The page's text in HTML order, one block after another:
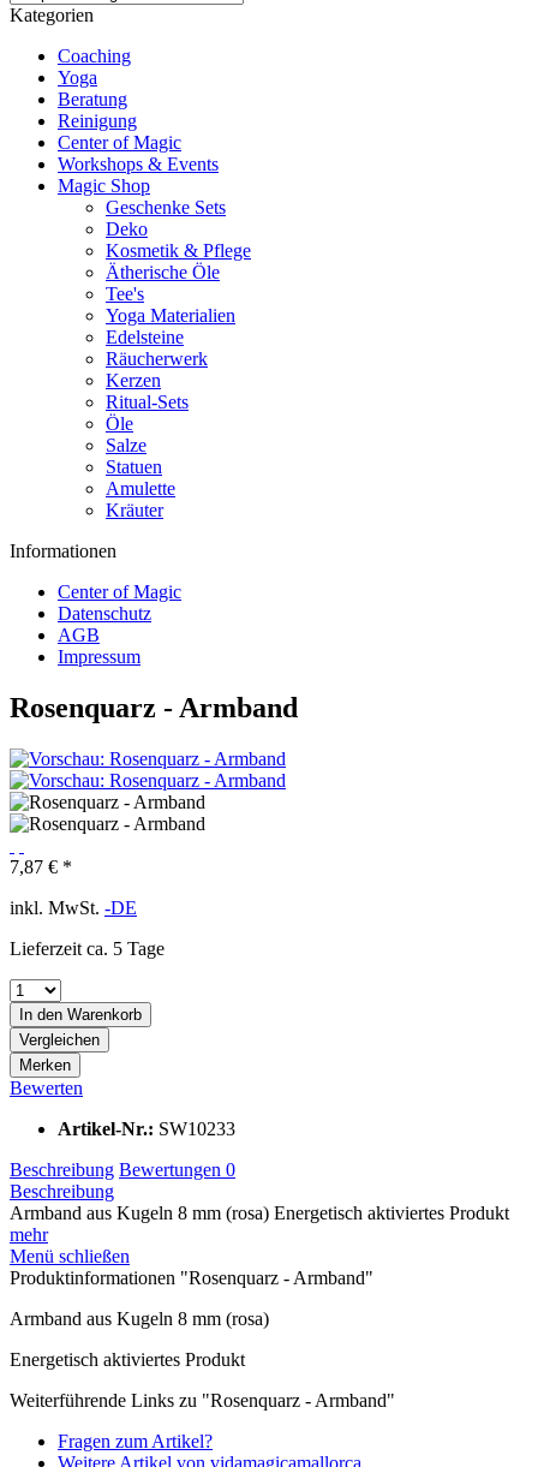
Kategorien
Coaching
Yoga
Beratung
Reinigung
Center of Magic
Workshops & Events
Magic Shop
Geschenke Sets
Deko
Kosmetik & Pflege
Ätherische Öle
Tee's
Yoga Materialien
Edelsteine
Räucherwerk
Kerzen
Ritual-Sets
Öle
Salze
Statuen
Amulette
Kräuter
Informationen
Center of Magic
Datenschutz
AGB
Impressum
Rosenquarz - Armband
7,87 € *
inkl. MwSt. -DE
Lieferzeit ca. 5 Tage
In den Warenkorb
Vergleichen
Merken
Bewerten
Artikel-Nr.: SW10233
Beschreibung Bewertungen 0
Beschreibung
Armband aus Kugeln 8 mm (rosa) Energetisch aktiviertes Produkt
mehr
Menü schließen
Produktinformationen "Rosenquarz - Armband"
Armband aus Kugeln 8 mm (rosa)
Energetisch aktiviertes Produkt
Weiterführende Links zu "Rosenquarz - Armband"
Fragen zum Artikel?
Weitere Artikel von vidamagicamallorca